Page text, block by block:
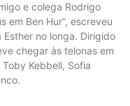
e colega Rodrigo
em Ben Hur”, escreveu
no longa. Dirigido
chegar às telonas em
Kebbell, Sofia